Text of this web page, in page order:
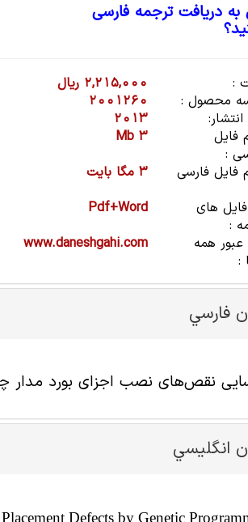
به دریافت ترجمه فارسی
:
2,215,000 ریال
محصول :
2001260
2013
فایل
:
3 Mb
فارسی
3 مگا بایت
های
:
Pdf+Word
عبور همه
:
www.daneshgahi.com
فارسي
نقص‌های نصب اجزای بورد مدار
انگليسي
Defects by Genetic